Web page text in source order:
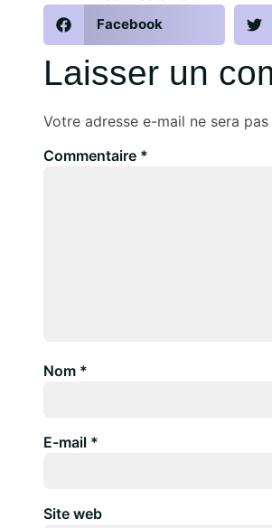
Facebook
Laisser un
Votre adresse e-mail ne sera pas
Commentaire *
Nom *
E-mail *
Site web